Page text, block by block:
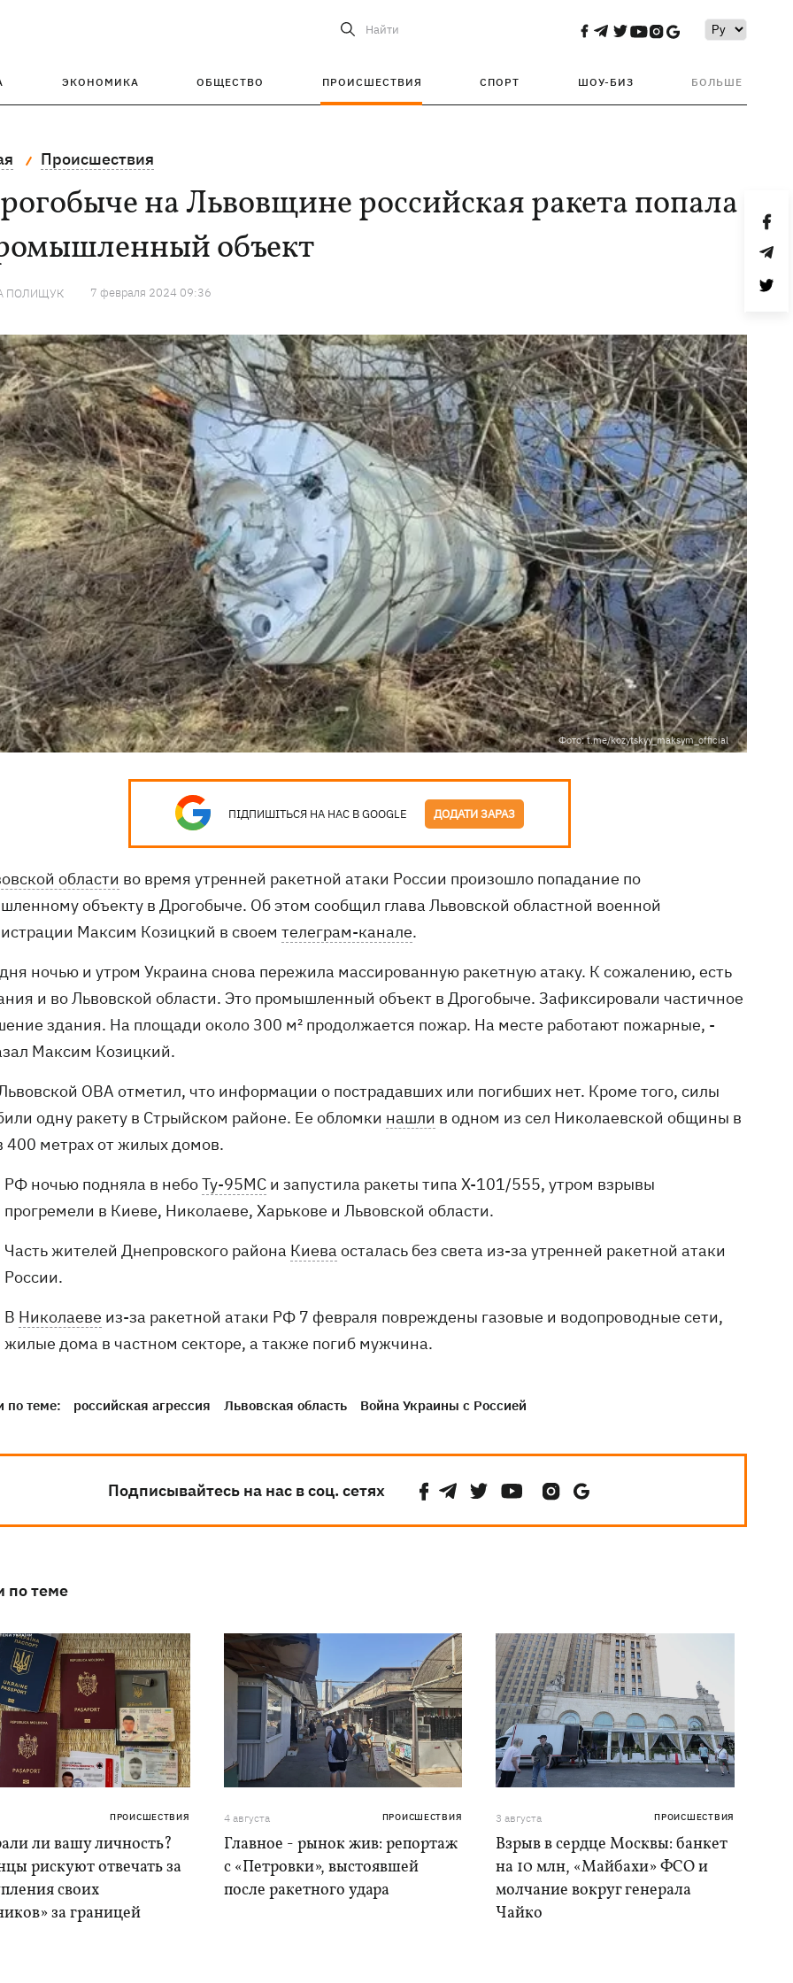
Найти
ЭКОНОМИКА ОБЩЕСТВО ПРОИСШЕСТВИЯ СПОРТ ШОУ-БИЗ БОЛЬШЕ
Происшествия
на Львовщине российская ракета попала
объект
ПОЛИЩУК 7 февраля 2024 09:36
Фото: t.me/kozytskyy_maksym_official
ПІДПИШІТЬСЯ НА НАС В GOOGLE ДОДАТИ ЗАРАЗ
области во время утренней ракетной атаки России произошло попадание по
объекту в Дрогобыче. Об этом сообщил глава Львовской областной военной
Максим Козицкий в своем телеграм-канале.
ночью и утром Украина снова пережила массированную ракетную атаку. К сожалению, есть
и во Львовской области. Это промышленный объект в Дрогобыче. Зафиксировали частичное
здания. На площади около 300 м² продолжается пожар. На месте работают пожарные, -
Максим Козицкий.
ОВА отметил, что информации о пострадавших или погибших нет. Кроме того, силы
одну ракету в Стрыйском районе. Ее обломки нашли в одном из сел Николаевской общины в
400 метрах от жилых домов.
РФ ночью подняла в небоТу-95МС и запустила ракеты типа Х-101/555, утром взрывы
прогремели в Киеве, Николаеве, Харькове и Львовской области.
Часть жителей Днепровского района Киева осталась без света из-за утренней ракетной атаки
России.
В Николаеве из-за ракетной атаки РФ 7 февраля повреждены газовые и водопроводные сети,
жилые дома в частном секторе, а также погиб мужчина.
по теме: российская агрессия Львовская область Война Украины с Россией
Подписывайтесь на нас в соц. сетях
по теме
ПРОИСШЕСТВИЯ
ли вашу личность?
рискуют отвечать за
своих
за границей
4 августа ПРОИСШЕСТВИЯ
Главное - рынок жив: репортаж
с «Петровки», выстоявшей
после ракетного удара
3 августа ПРОИСШЕСТВИЯ
Взрыв в сердце Москвы: банкет
на 10 млн, «Майбахи» ФСО и
молчание вокруг генерала
Чайко